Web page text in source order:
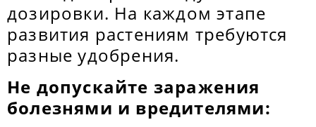
дозировки. На каждом этапе
развития растениям требуются
разные удобрения.
Не допускайте заражения
болезнями и вредителями: